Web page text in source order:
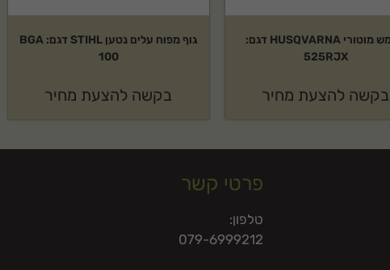
חרמש מוטורי HUSQVARNA דגם:
525RJX
בקשה להצעת מחיר
גוף מפוח עלים נטען STIHL דגם: BGA
100
בקשה להצעת מחיר
פרטי קשר
טלפון:
079-6999212